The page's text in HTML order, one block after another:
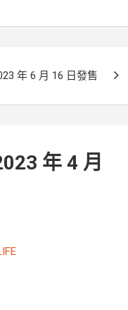
年 6 月 16 日發售
年 4 月